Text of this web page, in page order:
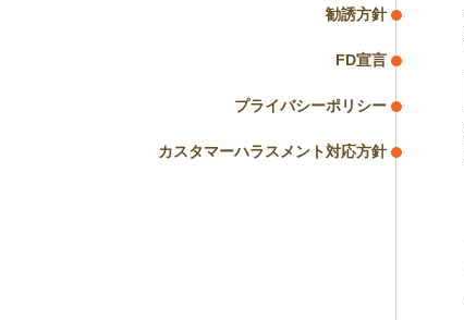
勧誘方針
FD宣言
プライバシーポリシー
カスタマーハラスメント対応方針